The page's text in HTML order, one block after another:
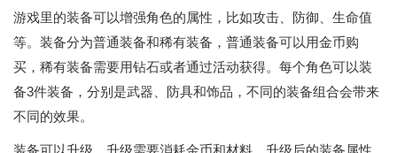
游戏里的装备可以增强角色的属性，比如攻击、防御、生命值
等。装备分为普通装备和稀有装备，普通装备可以用金币购
买，稀有装备需要用钻石或者通过活动获得。每个角色可以装
备3件装备，分别是武器、防具和饰品，不同的装备组合会带来
不同的效果。
装备可以升级，升级需要消耗金币和材料，升级后的装备属性